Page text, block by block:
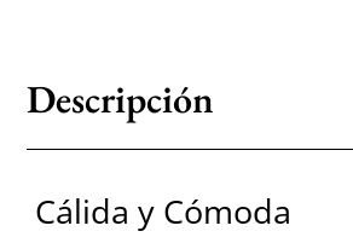
Descripción
Cálida y Cómoda